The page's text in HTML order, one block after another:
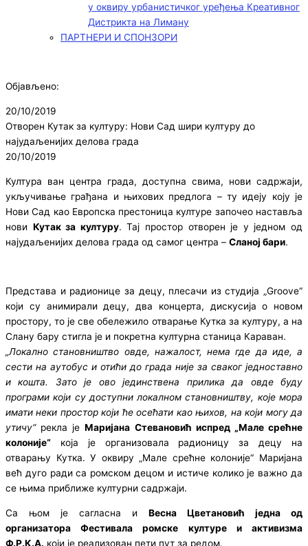
у оквиру урбанистичког уређења Креативног
Дистрикта на Лиману
ПАРТНЕРИ И СПОНЗОРИ
Објављено:
20/10/2019
Отворен Кутак за културу: Нови Сад шири културу до
најудаљенијих делова града
20/10/2019
Култура ван центра града, доступна свима, нови садржаји,
укључивање грађана и њихових предлога – ту идеју коју је
Нови Сад као Европска престоница културе започео наставља
нови Кутак за културу. Тај простор отворен је у једном од
најудаљенијих делова града од самог центра – Сланој бари.
Представа и радионице за децу, плесачи из студија „Groove“
који су анимирали децу, два концерта, дискусија о новом
простору, то је све обележило отварање Кутка за културу, а на
Слану бару стигла је и покретна културна станица Караван.
„Локално становништво овде, нажалост, нема где да иде, а
сести на аутобус и отићи до града није за сваког једноставно
и кошта. Зато је ово јединствена прилика да овде буду
програми који су доступни локалном становништву, које мора
имати неки простор који ће осећати као њихов, на који могу да
утичу“рекла јеМаријана Стевановић испред „Мале срећне
колоније“ која је организовала радионицу за децу на
отварању Кутка. У оквиру „Мале срећне колоније“ Маријана
већ дуго ради са ромском децом и истиче колико је важно да
се њима приближе културни садржаји.
Са њом је сагласна и Весна Цветановић једна од
организатора Фестивала ромске културе и активизма
Ф.Р.К.А. који је реализован пети пут за редом.